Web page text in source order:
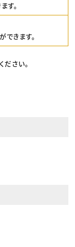
す。
きます。
さい。